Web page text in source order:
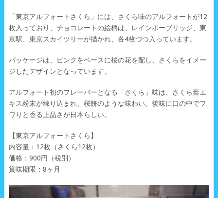
「東京アルフォートさくら」には、さくら味のアルフォートが12
枚入っており、チョコレートの絵柄は、レインボーブリッジ、東
京駅、東京スカイツリーが描かれ、各4枚づつ入っています。
パッケージは、ピンクをベースに桜の花を配し、さくらをイメー
ジしたデザインとなっています。
アルフォート初のフレーバーとなる「さくら」味は、さくら葉エ
キス粉末が練り込まれ、桜餅のような味わい。後味に口の中でフ
ワりと香る上品さが日本らしい。
【東京アルフォートさくら】
内容量：12枚（さくら12枚）
価格：900円（税別）
賞味期限：8ヶ月